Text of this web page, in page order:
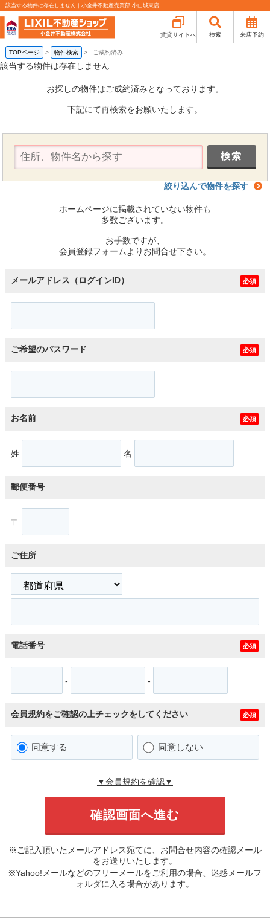
該当する物件は存在しません｜小金井不動産売買部 小山城東店
賃貸サイトへ 検索 来店予約
TOPページ > 物件検索 >- ご成約済み
該当する物件は存在しません
お探しの物件はご成約済みとなっております。
下記にて再検索をお願いたします。
絞り込んで物件を探す
ホームページに掲載されていない物件も
多数ございます。
お手数ですが、
会員登録フォームよりお問合せ下さい。
メールアドレス（ログインID） 必須
ご希望のパスワード 必須
お名前 必須
姓 名
郵便番号
〒
ご住所
電話番号 必須
- -
会員規約をご確認の上チェックをしてください 必須
同意する 同意しない
▼会員規約を確認▼
※ご記入頂いたメールアドレス宛てに、お問合せ内容の確認メール
をお送りいたします。
※Yahoo!メールなどのフリーメールをご利用の場合、迷惑メールフ
ォルダに入る場合があります。